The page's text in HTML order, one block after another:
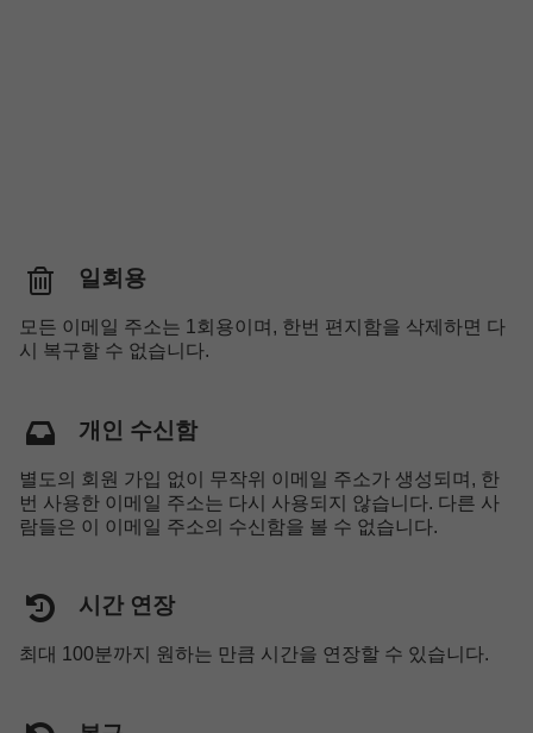
일회용
모든 이메일 주소는 1회용이며, 한번 편지함을 삭제하면 다
시 복구할 수 없습니다.
개인 수신함
별도의 회원 가입 없이 무작위 이메일 주소가 생성되며, 한
번 사용한 이메일 주소는 다시 사용되지 않습니다. 다른 사
람들은 이 이메일 주소의 수신함을 볼 수 없습니다.
시간 연장
최대 100분까지 원하는 만큼 시간을 연장할 수 있습니다.